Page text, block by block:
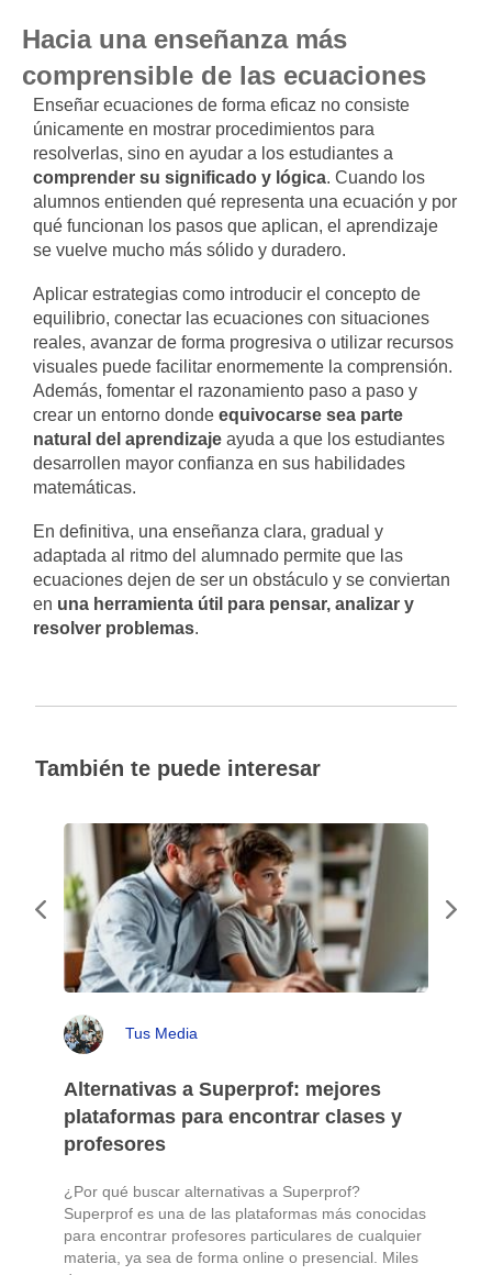
Hacia una enseñanza más
comprensible de las ecuaciones
Enseñar ecuaciones de forma eficaz no consiste
únicamente en mostrar procedimientos para
resolverlas, sino en ayudar a los estudiantes a
comprender su significado y lógica. Cuando los
alumnos entienden qué representa una ecuación y por
qué funcionan los pasos que aplican, el aprendizaje
se vuelve mucho más sólido y duradero.
Aplicar estrategias como introducir el concepto de
equilibrio, conectar las ecuaciones con situaciones
reales, avanzar de forma progresiva o utilizar recursos
visuales puede facilitar enormemente la comprensión.
Además, fomentar el razonamiento paso a paso y
crear un entorno donde equivocarse sea parte
natural del aprendizaje ayuda a que los estudiantes
desarrollen mayor confianza en sus habilidades
matemáticas.
En definitiva, una enseñanza clara, gradual y
adaptada al ritmo del alumnado permite que las
ecuaciones dejen de ser un obstáculo y se conviertan
en una herramienta útil para pensar, analizar y
resolver problemas.
También te puede interesar
Tus Media
Alternativas a Superprof: mejores
plataformas para encontrar clases y
profesores
¿Por qué buscar alternativas a Superprof?
Superprof es una de las plataformas más conocidas
para encontrar profesores particulares de cualquier
materia, ya sea de forma online o presencial. Miles